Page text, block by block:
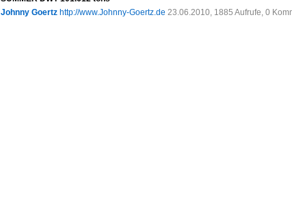
Johnny Goertz http://www.Johnny-Goertz.de 23.06.2010, 1885 Aufrufe, 0